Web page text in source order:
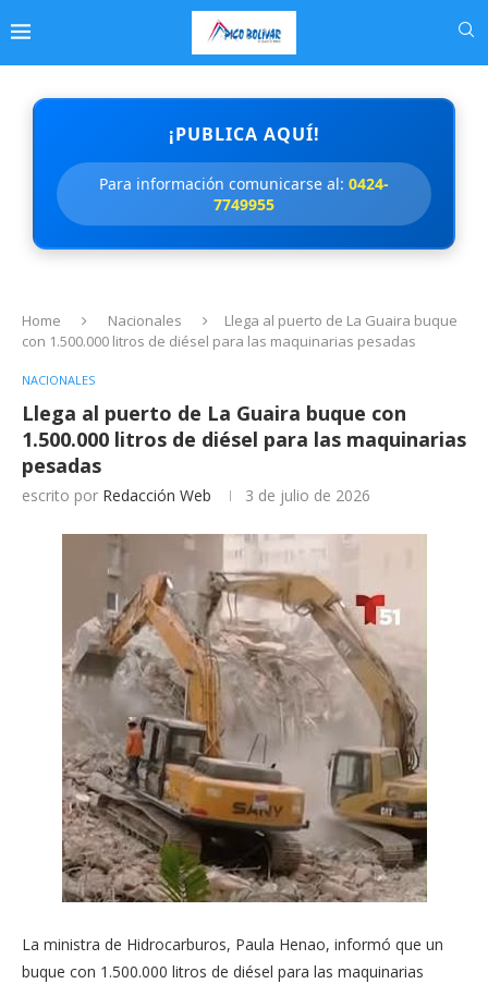
¡PUBLICA AQUÍ!
Para información comunicarse al: 0424-
7749955
Home Nacionales
Llega al puerto de La Guaira buque
con 1.500.000 litros de diésel para las maquinarias pesadas
NACIONALES
Llega al puerto de La Guaira buque con
1.500.000 litros de diésel para las maquinarias
pesadas
escrito por Redacción Web 3 de julio de 2026
La ministra de Hidrocarburos, Paula Henao, informó que un
buque con 1.500.000 litros de diésel para las maquinarias